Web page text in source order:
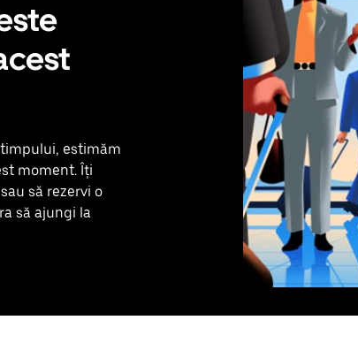
estimăm
moment. Îți
să rezervi o
să ajungi la